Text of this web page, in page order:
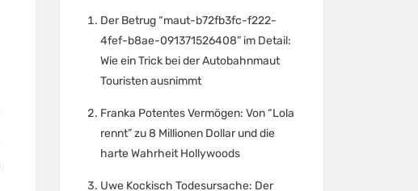
Der Betrug “maut-b72fb3fc-f222-
4fef-b8ae-091371526408” im Detail:
Wie ein Trick bei der Autobahnmaut
Touristen ausnimmt
Franka Potentes Vermögen: Von “Lola
rennt” zu 8 Millionen Dollar und die
harte Wahrheit Hollywoods
Uwe Kockisch Todesursache: Der